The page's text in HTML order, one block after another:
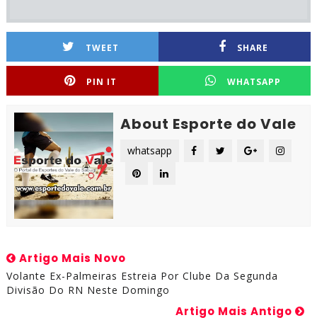
TWEET SHARE
PIN IT WHATSAPP
About Esporte do Vale
whatsapp
Artigo Mais Novo
Volante Ex-Palmeiras Estreia Por Clube Da Segunda
Divisão Do RN Neste Domingo
Artigo Mais Antigo